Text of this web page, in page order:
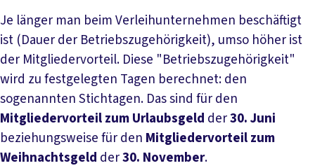
Je länger man beim Verleihunternehmen beschäftigt
ist (Dauer der Betriebszugehörigkeit), umso höher ist
der Mitgliedervorteil. Diese "Betriebszugehörigkeit"
wird zu festgelegten Tagen berechnet: den
sogenannten Stichtagen. Das sind für den
Mitgliedervorteil zumUrlaubsgeld der30. Juni
beziehungsweise für den Mitgliedervorteil zum
Weihnachtsgeld der30. November.